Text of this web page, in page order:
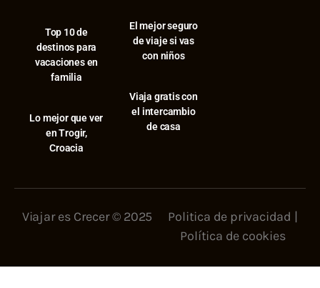
⁠Top 10 de
destinos para
vacaciones en
familia
⁠Lo mejor que ver
en Trogir,
Croacia
El mejor seguro
de viaje si vas
con niños
Viaja gratis con
el intercambio
de casa
Viajar es Crecer © 2025 Politica de privacidad |
Política de cookies